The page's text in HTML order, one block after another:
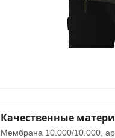
Качественные
Мембрана 10.000/10.000,